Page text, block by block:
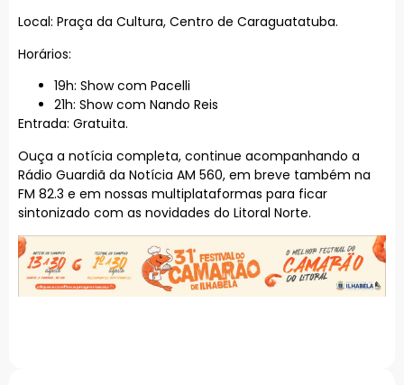
Local: Praça da Cultura, Centro de Caraguatatuba.
Horários:
19h: Show com Pacelli
21h: Show com Nando Reis
Entrada: Gratuita.
Ouça a notícia completa, continue acompanhando a
Rádio Guardiã da Notícia AM 560, em breve também na
FM 82.3 e em nossas multiplataformas para ficar
sintonizado com as novidades do Litoral Norte.